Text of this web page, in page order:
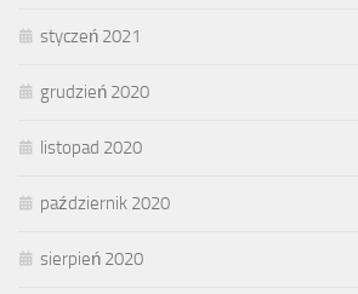
styczeń 2021
grudzień 2020
listopad 2020
październik 2020
sierpień 2020